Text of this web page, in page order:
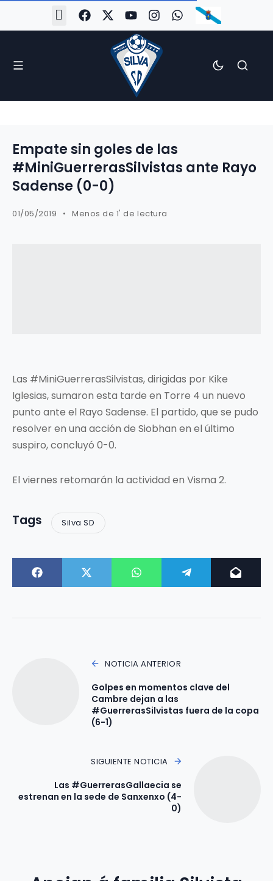
Empate sin goles de las
#MiniGuerrerasSilvistas ante Rayo
Sadense (0-0)
01/05/2019 Menos de 1' de lectura
Las #MiniGuerrerasSilvistas, dirigidas por Kike
Iglesias, sumaron esta tarde en Torre 4 un nuevo
punto ante el Rayo Sadense. El partido, que se pudo
resolver en una acción de Siobhan en el último
suspiro, concluyó 0-0.
El viernes retomarán la actividad en Visma 2.
Tags Silva SD
NOTICIA ANTERIOR
Golpes en momentos clave del
Cambre dejan a las
#GuerrerasSilvistas fuera de la copa
(6-1)
SIGUIENTE NOTICIA
Las #GuerrerasGallaecia se
estrenan en la sede de Sanxenxo (4-
0)